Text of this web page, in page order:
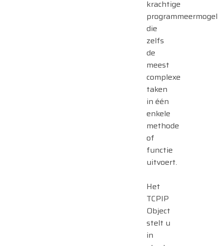
krachtige
die
zelfs
de
meest
complexe
taken
in één
enkele
methode
of
functie
uitvoert.
Het
TCPIP
Object
stelt u
in